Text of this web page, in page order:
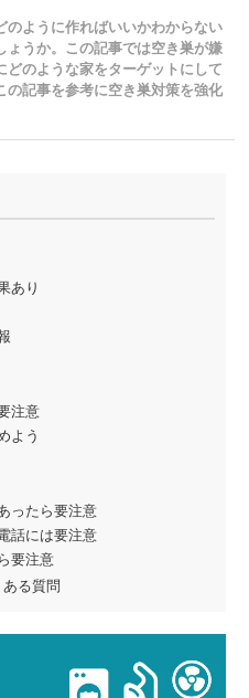
のように作ればいいかわからない
ょうか。この記事では空き巣が嫌
のような家をターゲットにして
の記事を参考に空き巣対策を強化
あり
注意
よう
ったら要注意
話には要注意
要注意
る質問